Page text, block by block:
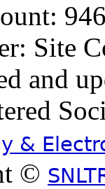
Site
and
&
©